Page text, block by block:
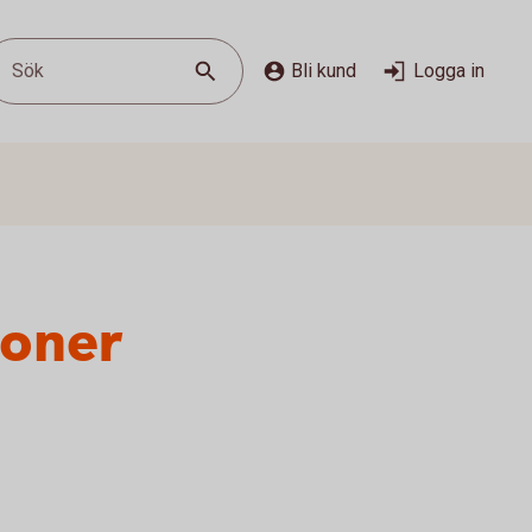
Sök Bli kund Logga in